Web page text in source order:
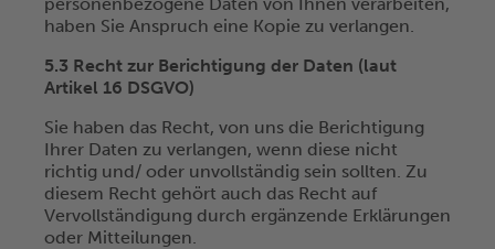
haben Sie Anspruch eine Kopie zu verlangen.
5.3 Recht zur Berichtigung der Daten (laut
Artikel 16 DSGVO)
Sie haben das Recht, von uns die Berichtigung
Ihrer Daten zu verlangen, wenn diese nicht
richtig und/ oder unvollständig sein sollten. Zu
diesem Recht gehört auch das Recht auf
Vervollständigung durch ergänzende Erklärungen
oder Mitteilungen.